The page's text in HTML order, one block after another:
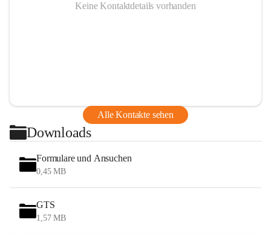
Keine Kontaktdetails vorhanden
Alle Kontakte sehen
Downloads
Formulare und Ansuchen
0,45 MB
GTS
1,57 MB